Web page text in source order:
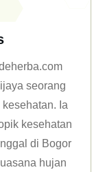
seorang
Ia
kesehatan
di Bogor
hujan